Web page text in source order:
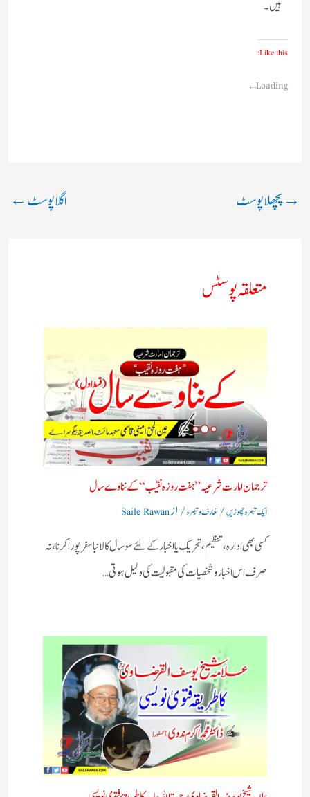
ہیں ۔
Like this:
Loading...
→پچھلا پوسٹ اگلا پوسٹ←
متعلقہ پوسٹس
ترجمان امارت شرعیہ ” ہفت روزہ نقیب “کے نناوے سال
ایک تبصرہ چھوڑیں/تعارف و تبصرہ/ ازSaile Rawan
کسی بھی ادارہ ،تنظیم ،تحریک یا اخبار کے لئے سوسال کا لانبا سفر پورا کرنا ،نہ
صرف اس اخبار وشخصیات کی مقبولیت کی دلیل ہوتی…